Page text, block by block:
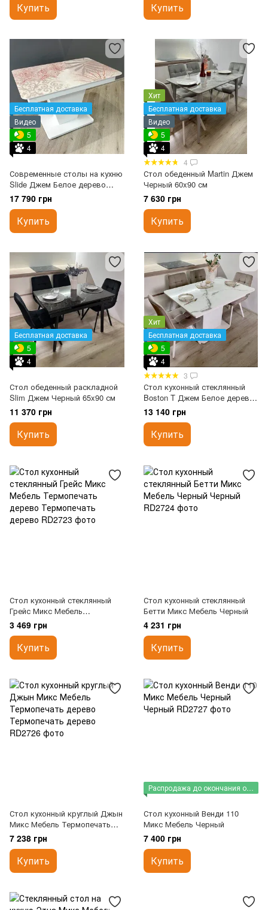
Купить Купить
Бесплатная доставка
Видео
5
4
Современные столы на кухню
Slide Джем Белое дерево
70x110 см
17 790 грн
Купить
Хит
Бесплатная доставка
Видео
5
4
4
Стол обеденный Martin Джем
Черный 60x90 см
7 630 грн
Купить
Бесплатная доставка
5
4
Стол обеденный раскладной
Slim Джем Черный 65x90 см
11 370 грн
Купить
Хит
Бесплатная доставка
5
4
3
Стол кухонный стеклянный
Boston T Джем Белое дерево
70x110 см
13 140 грн
Купить
Стол кухонный стеклянный
Грейс Микс Мебель
Термопечать дерево
3 469 грн
Купить
Стол кухонный стеклянный
Бетти Микс Мебель Черный
4 231 грн
Купить
Стол кухонный круглый Джын
Микс Мебель Термопечать
дерево
7 238 грн
Купить
Распродажа до окончания остатков
Стол кухонный Венди 110
Микс Мебель Черный
7 400 грн
Купить